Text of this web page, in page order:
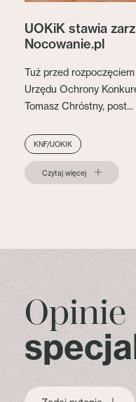
UOKiK stawia
Nocowanie.pl
Tuż przed
Urzędu Ochrony
Tomasz Chróstny, post...
KNF/UOKIK
Czytaj więcej
Opinie